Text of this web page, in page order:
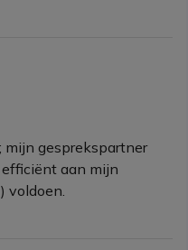
mijn gesprekspartner
aan mijn
voldoen.